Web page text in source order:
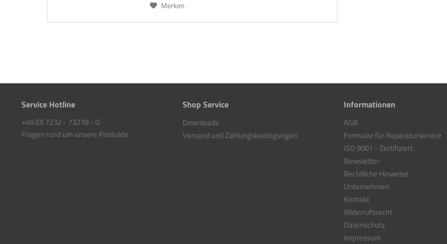
Merken
Service Hotline
+49 (0) 7232 - 73218 - 0
Fragen rund um unsere Produkte
Shop Service
Downloads
Versand und Zahlungsbedingungen
Informationen
AGB
Formular für Reparaturservice
ISO 9001 - Zertifiziert
Newsletter
Rechtliche Hinweise
Unternehmen
Kontakt
Widerrufsrecht
Datenschutz
Impressum